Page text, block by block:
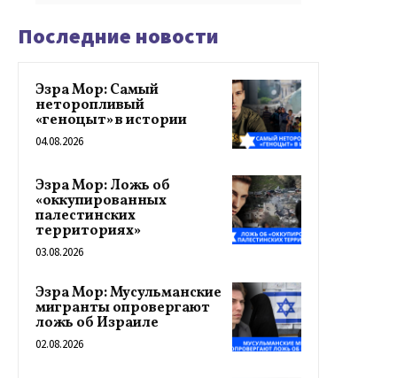
Последние новости
Эзра Мор: Самый
неторопливый
«геноцыт» в истории
04.08.2026
Эзра Мор: Ложь об
«оккупированных
палестинских
территориях»
03.08.2026
Эзра Мор: Мусульманские
мигранты опровергают
ложь об Израиле
02.08.2026